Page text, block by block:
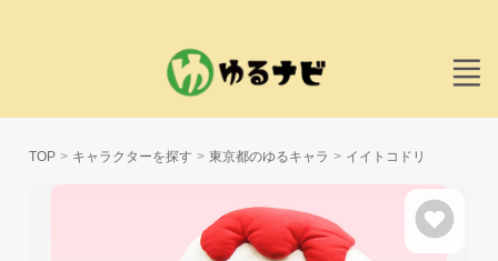
TOP キャラクターを探す 東京都のゆるキャラ イイトコドリ